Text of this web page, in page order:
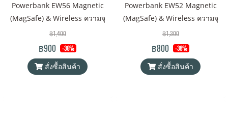
Powerbank EW56 Magnetic
(MagSafe) & Wireless ความจุ
7000mAh QC 3.0 | PD 20W พา
วเวอร์แบงค์ Orsen by Eloop ของ
แท้ 100% ได้รับมาตรฐาน
มอก.2879-2560 แถมฟรี! ซองใส่
฿1,400
฿900 -36%
สั่งซื้อสินค้า
Powerbank EW52 Magnetic
(MagSafe) & Wireless ความจุ
10000mAh QC 3.0 | PD 20W
พาวเวอร์แบงค์ Orsen by Eloop
ของแท้ 100% ได้รับมาตรฐาน
มอก.2879-2560 แถมฟรี! ซองใส่
฿1,300
฿800 -38%
สั่งซื้อสินค้า